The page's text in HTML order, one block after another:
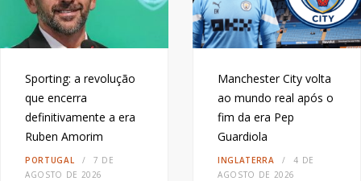
Sporting: a revolução
que encerra
definitivamente a era
Ruben Amorim
PORTUGAL
7 DE
AGOSTO DE 2026
Manchester City volta
ao mundo real após o
fim da era Pep
Guardiola
INGLATERRA
4 DE
AGOSTO DE 2026